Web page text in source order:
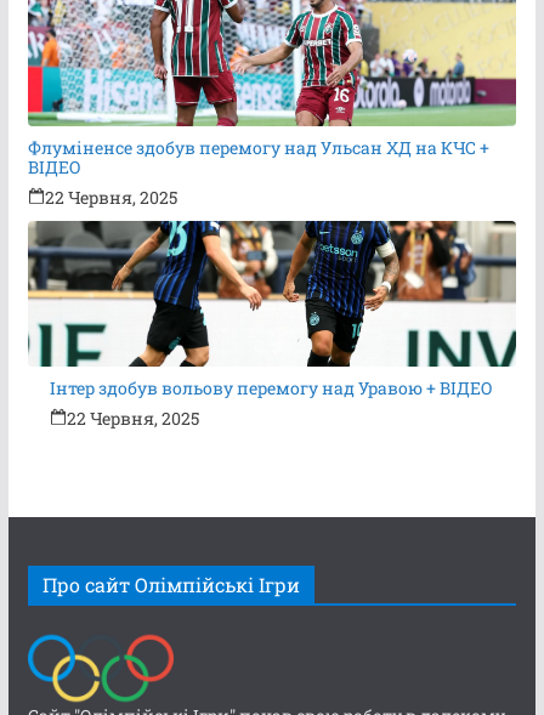
Флуміненсе здобув перемогу над Ульсан ХД на КЧС +
ВІДЕО
22 Червня, 2025
Інтер здобув вольову перемогу над Уравою + ВІДЕО
22 Червня, 2025
Про сайт Олімпійські Ігри